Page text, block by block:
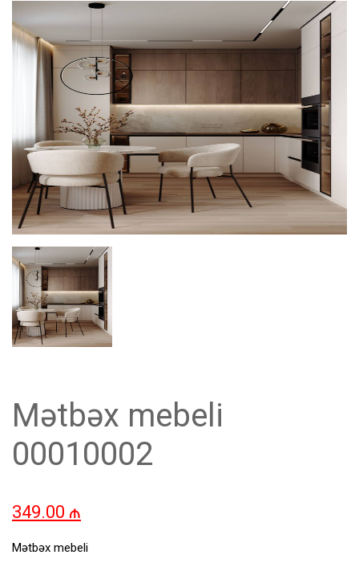
Mətbəx mebeli
00010002
349.00 ₼
Mətbəx mebeli